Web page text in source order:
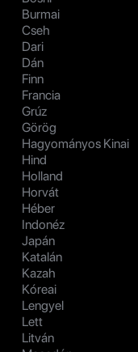
Burmai
Cseh
Dari
Dán
Finn
Francia
Grúz
Görög
Hagyományos Kinai
Hind
Holland
Horvát
Héber
Indonéz
Japán
Katalán
Kazah
Kóreai
Lengyel
Lett
Litván